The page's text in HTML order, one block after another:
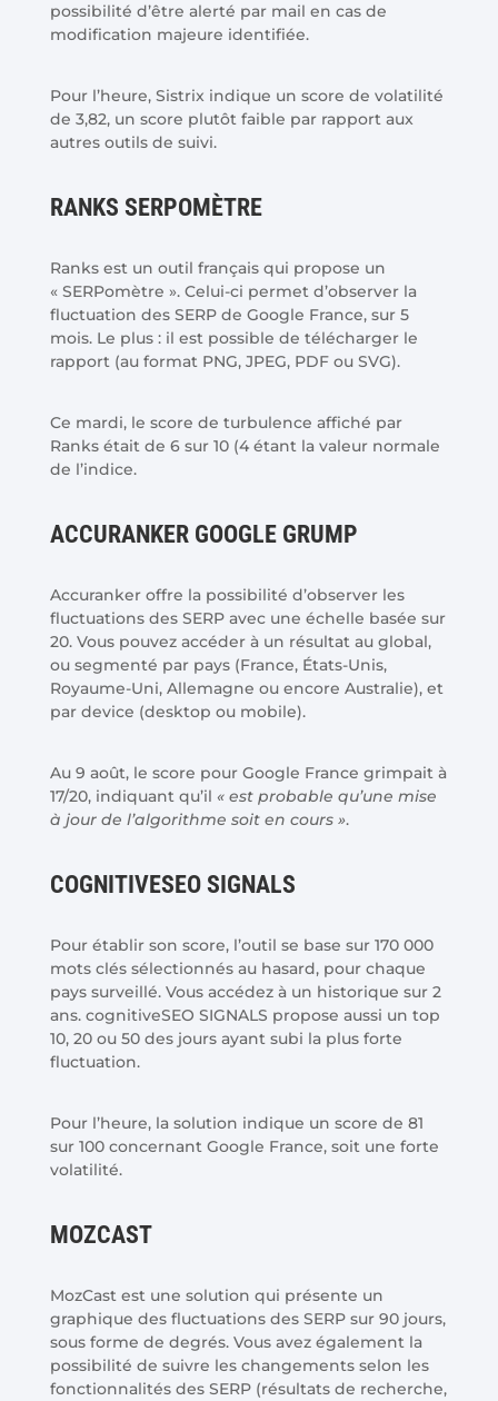
possibilité d’être alerté par mail en cas de
modification majeure identifiée.
Pour l’heure, Sistrix indique un score de volatilité
de 3,82, un score plutôt faible par rapport aux
autres outils de suivi.
RANKS SERPOMÈTRE
Ranks est un outil français qui propose un
« SERPomètre ». Celui-ci permet d’observer la
fluctuation des SERP de Google France, sur 5
mois. Le plus : il est possible de télécharger le
rapport (au format PNG, JPEG, PDF ou SVG).
Ce mardi, le score de turbulence affiché par
Ranks était de 6 sur 10 (4 étant la valeur normale
de l’indice.
ACCURANKER GOOGLE GRUMP
Accuranker offre la possibilité d’observer les
fluctuations des SERP avec une échelle basée sur
20. Vous pouvez accéder à un résultat au global,
ou segmenté par pays (France, États-Unis,
Royaume-Uni, Allemagne ou encore Australie), et
par device (desktop ou mobile).
Au 9 août, le score pour Google France grimpait à
17/20, indiquant qu’il « est probable qu’une mise
à jour de l’algorithme soit en cours ».
COGNITIVESEO SIGNALS
Pour établir son score, l’outil se base sur 170 000
mots clés sélectionnés au hasard, pour chaque
pays surveillé. Vous accédez à un historique sur 2
ans. cognitiveSEO SIGNALS propose aussi un top
10, 20 ou 50 des jours ayant subi la plus forte
fluctuation.
Pour l’heure, la solution indique un score de 81
sur 100 concernant Google France, soit une forte
volatilité.
MOZCAST
MozCast est une solution qui présente un
graphique des fluctuations des SERP sur 90 jours,
sous forme de degrés. Vous avez également la
possibilité de suivre les changements selon les
fonctionnalités des SERP (résultats de recherche,